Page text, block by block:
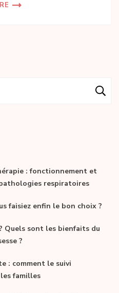
: fonctionnement et
respiratoires
faisiez enfin le bon choix ?
Quels sont les bienfaits du
?
: comment le suivi
familles